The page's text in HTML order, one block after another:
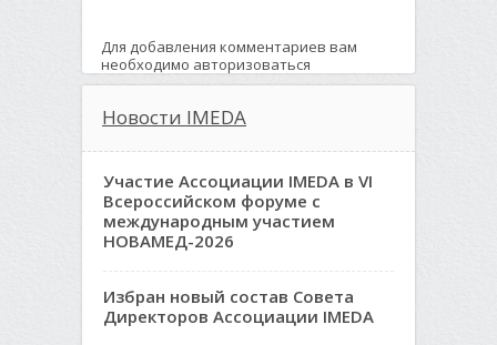
Для добавления комментариев вам
необходимо авторизоваться
Новости IMEDA
Участие Ассоциации IMEDA в VI
Всероссийском форуме с
международным участием
НОВАМЕД-2026
Избран новый состав Совета
Директоров Ассоциации IMEDA